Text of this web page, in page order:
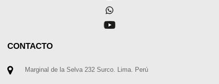
CONTACTO
Marginal de la Selva 232 Surco. Lima. Perú